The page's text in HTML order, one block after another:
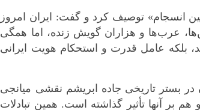
انسجام» توصیف کرد و گفت: ایران امروز
عرب‌ها و هزاران گویش زنده، اما همگی
بلکه عامل قدرت و استحکام هویت ایرانی
بستر تاریخی جاده ابریشم نقشی میانجی
بر آنها تأثیر گذاشته است. همین تبادلات